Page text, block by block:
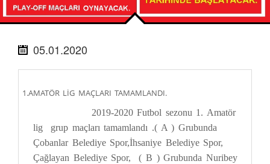
05.01.2020
1.AMATÖR LİG MAÇLARI TAMAMLANDI.
2019-2020 Futbol sezonu 1. Amatör
lig grup maçları tamamlandı .( A ) Grubunda
Çobanlar Belediye Spor,İhsaniye Belediye Spor,
Çağlayan Belediye Spor, ( B ) Grubunda Nuribey